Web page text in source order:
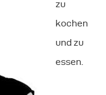
zu
kochen
und zu
essen.